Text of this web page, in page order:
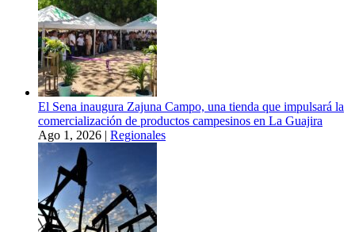
El Sena inaugura Zajuna Campo, una tienda que impulsará la
comercialización de productos campesinos en La Guajira
Ago 1, 2026 | Regionales